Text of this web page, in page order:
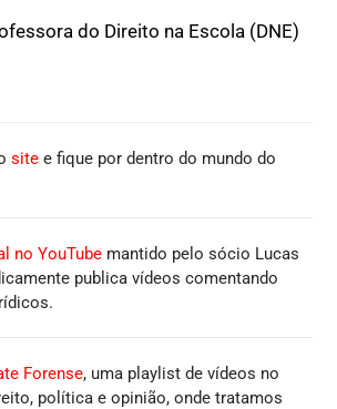
do Direito na Escola (DNE)
site e fique por dentro do mundo do
no YouTube mantido pelo sócio Lucas
publica vídeos comentando
Forense, uma playlist de vídeos no
política e opinião, onde tratamos